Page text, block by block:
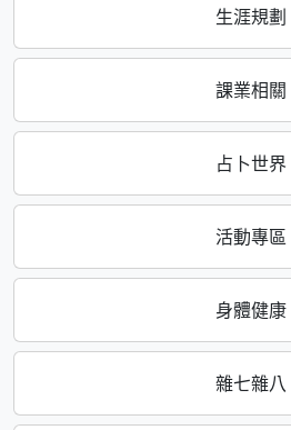
生涯規劃
課業相關
占卜世界
活動專區
身體健康
雜七雜八